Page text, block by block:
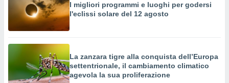
I migliori programmi e luoghi per godersi
l'eclissi solare del 12 agosto
La zanzara tigre alla conquista dell’Europa
settentrionale, il cambiamento climatico
agevola la sua proliferazione